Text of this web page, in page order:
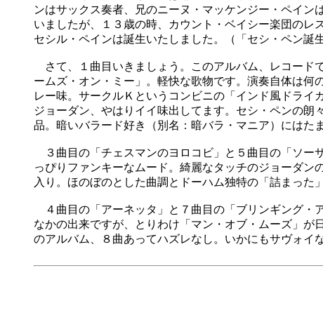
ンはサックス奏者、兄のニーヌ・マッケンジー・ペイ
いましたが、１３歳の時、カウント・ベイシー楽団のレ
セシル・ペインは誕生いたしました。（「セシ・ペン誕
さて、１曲目いきましょう。このアルバム、レコード
ームズ・オン・ミー」。軽快な歌物です。演奏自体は
レー味。サークルＫというコンビニの「インド風ドライ
ジョーダン、やはりイイ味出してます。セシ・ペンの
品。暗いバラード好き（別名：暗バラ・マニア）にはた
３曲目の「チェスマンのヨロコビ」と５曲目の「ソー
っぴりファンキーなムード。綺麗なタッチのジョーダン
入り。ほのぼのとした曲調とドーハム独特の「詰まった
４曲目の「アーネッタ」と７曲目の「ブリンギング・
なかの出来ですが、とりわけ「マン・オブ・ムーズ」が
のアルバム、８曲あってハズレなし。いかにもサヴォイ